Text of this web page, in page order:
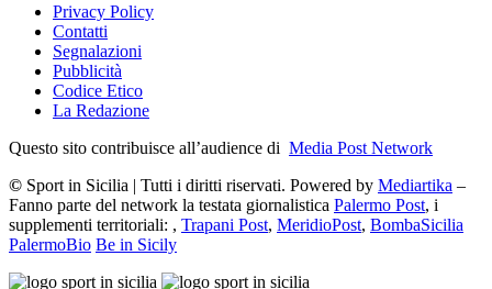
Privacy Policy
Contatti
Segnalazioni
Pubblicità
Codice Etico
La Redazione
Questo sito contribuisce all’audience di Media Post Network
© Sport in Sicilia | Tutti i diritti riservati. Powered by Mediartika –
Fanno parte del network la testata giornalistica Palermo Post, i
supplementi territoriali: , Trapani Post, MeridioPost, BombaSicilia
PalermoBio Be in Sicily